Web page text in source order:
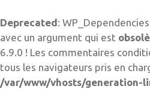
Deprecated:
avec un argument qui est
6.9.0 ! Les commentaires
tous les navigateurs pris en
/var/www/vhosts/generation-